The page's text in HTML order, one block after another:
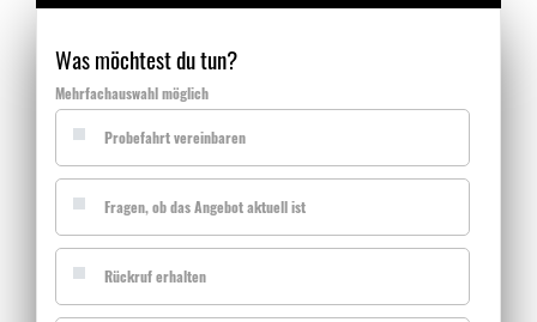
Was möchtest du tun?
Mehrfachauswahl möglich
Probefahrt vereinbaren
Fragen, ob das Angebot aktuell ist
Rückruf erhalten